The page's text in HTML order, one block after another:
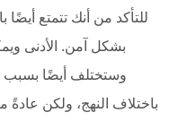
للتأكد من أنك تتمتع أيضًا
بشكل آمن. الأدنى
وستختلف أيضًا بسبب
باختلاف النهج، ولكن عادةً